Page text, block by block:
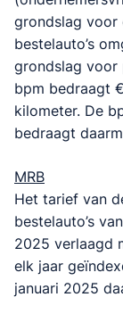
grondslag voor
bestelauto’s
grondslag voor
bpm bedraagt
kilometer. De
bedraagt
MRB
Het tarief van
bestelauto’s
2025 verlaagd
elk jaar
januari 2025